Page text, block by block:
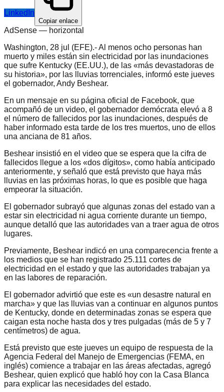
LinkedIn
Copiar enlace
AdSense — horizontal
Washington, 28 jul (EFE).- Al menos ocho personas han
muerto y miles están sin electricidad por las inundaciones
que sufre Kentucky (EE.UU.), de las «más devastadoras de
su historia», por las lluvias torrenciales, informó este jueves
el gobernador, Andy Beshear.
En un mensaje en su página oficial de Facebook, que
acompañó de un video, el gobernador demócrata elevó a 8
el número de fallecidos por las inundaciones, después de
haber informado esta tarde de los tres muertos, uno de ellos
una anciana de 81 años.
Beshear insistió en el video que se espera que la cifra de
fallecidos llegue a los «dos dígitos», como había anticipado
anteriormente, y señaló que está previsto que haya más
lluvias en las próximas horas, lo que es posible que haga
empeorar la situación.
El gobernador subrayó que algunas zonas del estado van a
estar sin electricidad ni agua corriente durante un tiempo,
aunque detalló que las autoridades van a traer agua de otros
lugares.
Previamente, Beshear indicó en una comparecencia frente a
los medios que se han registrado 25.111 cortes de
electricidad en el estado y que las autoridades trabajan ya
en las labores de reparación.
El gobernador advirtió que este es «un desastre natural en
marcha» y que las lluvias van a continuar en algunos puntos
de Kentucky, donde en determinadas zonas se espera que
caigan esta noche hasta dos y tres pulgadas (más de 5 y 7
centímetros) de agua.
Está previsto que este jueves un equipo de respuesta de la
Agencia Federal del Manejo de Emergencias (FEMA, en
inglés) comience a trabajar en las áreas afectadas, agregó
Beshear, quien explicó que habló hoy con la Casa Blanca
para explicar las necesidades del estado.